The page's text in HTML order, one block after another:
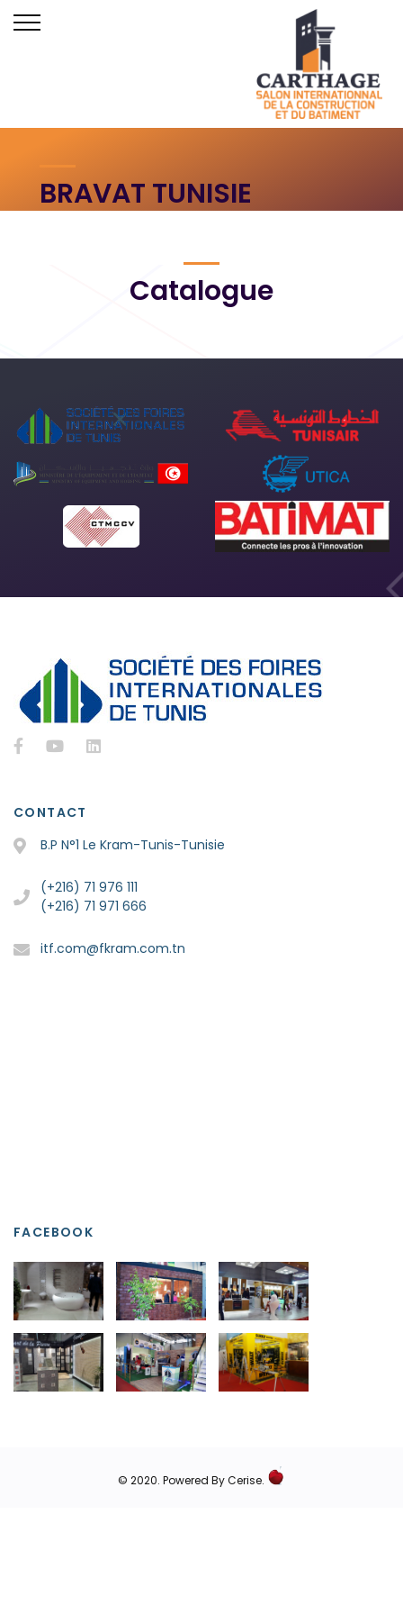
BRAVAT TUNISIE
Catalogue
CONTACT
B.P N°1 Le Kram-Tunis-Tunisie
(+216) 71 976 111
(+216) 71 971 666
itf.com@fkram.com.tn
FACEBOOK
© 2020. Powered By Cerise.